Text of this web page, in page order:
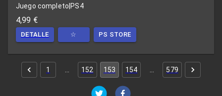
Juego completo PS4
4,99 €
DETALLE ☆ PS STORE
1 152 153 154 579